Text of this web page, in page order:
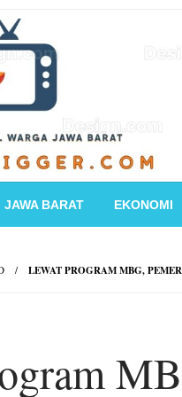
JAWA BARAT EKONOMI
LEWAT PROGRAM MBG,